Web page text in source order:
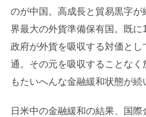
のが中国。高成長と貿易黒字
界最大の外貨準備保有国。既に
政府が外貨を吸収する対価と
通。その元を吸収することなく
もたいへんな金融緩和状態が続
日米中の金融緩和の結果、国